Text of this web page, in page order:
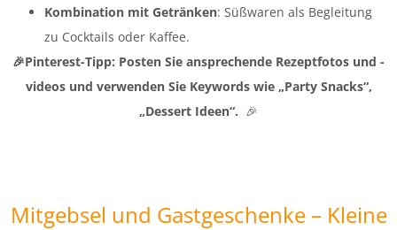
Kombination mit Getränken: Süßwaren als Begleitung
zu Cocktails oder Kaffee.
🎉Pinterest-Tipp: Posten Sie ansprechende Rezeptfotos und -
videos und verwenden Sie Keywords wie „Party Snacks“,
„Dessert Ideen“. 🎉
Mitgebsel und Gastgeschenke – Kleine